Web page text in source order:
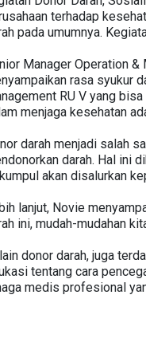
terhadap
pada umumnya.
Manager Operation &
rasa syukur
RU V yang
menjaga kesehatan
darah menjadi salah
darah. Hal ini
akan disalurkan
lanjut, Novie
ini, mudah-mudahan
donor darah, juga
tentang cara
medis profesional